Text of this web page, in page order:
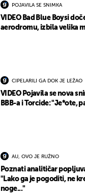
POJAVILA SE SNIMKA
VIDEO Bad Blue Boysi
aerodromu, izbila velika
CIPELARILI GA DOK JE LEŽAO
VIDEO Pojavila se nova
BBB-a i Torcide: "Je*ote,
AU, OVO JE RUŽNO
Poznati analitičar
"Lako ga je pogoditi, ne
noge..."